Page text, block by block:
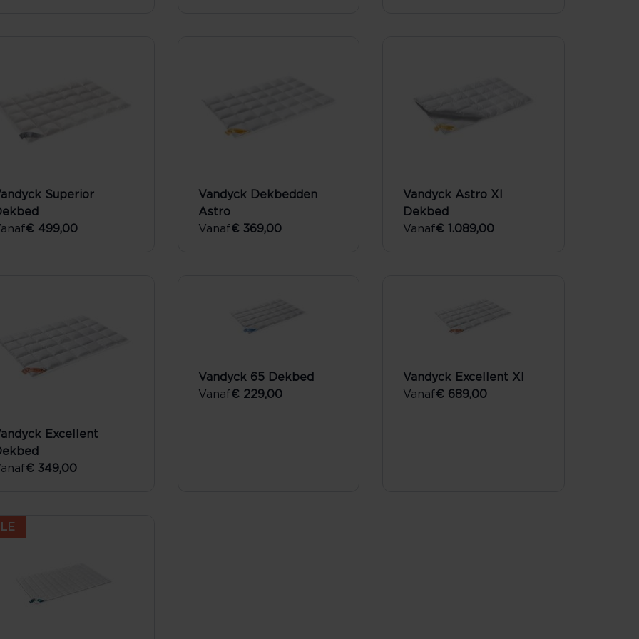
Superior
€ 499,00
Vandyck Dekbedden
Astro
Vanaf€ 369,00
Vandyck Astro Xl
Dekbed
Vanaf€ 1.089,00
Excellent
€ 349,00
Vandyck 65 Dekbed
Vanaf€ 229,00
Vandyck Excellent Xl
Vanaf€ 689,00